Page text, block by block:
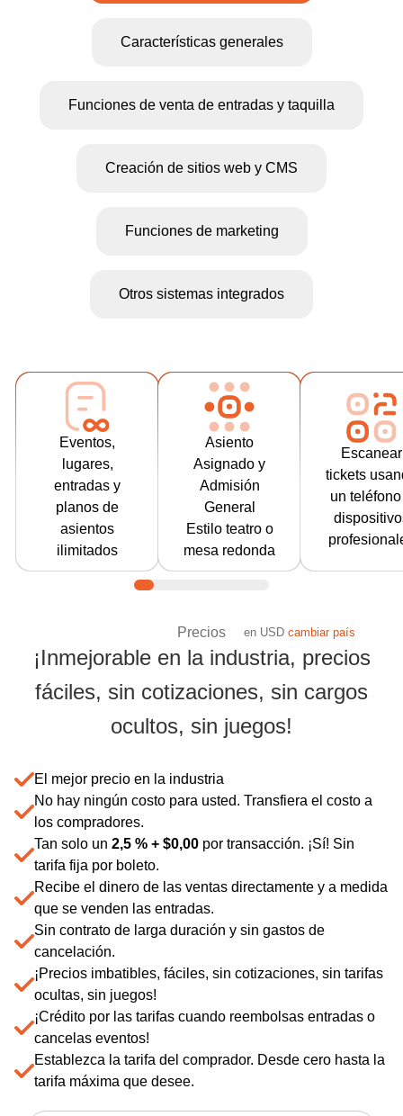
Características generales
Funciones de venta de entradas y taquilla
Creación de sitios web y CMS
Funciones de marketing
Otros sistemas integrados
Eventos,
lugares,
entradas y
planos de
asientos
ilimitados
de eventos,
lugares y en
planos de
asientos.
Organiza
tantos eventos
simultáneos en
tantos lugares
como sea
posible en todo
Asiento
Asignado y
Admisión
General
Estilo teatro o
mesa redonda
diseñador de
asientos, incluido el
estilo de anfiteatro,
mesa redonda
(estilo de cena),
estilo de
restaurante/cabaret,
estilo de club
nocturno o
cualquier
más
Escanear
tickets
un
un escáner
código de
barras
para
y admitir a
volver a
para que
tenga que
sellar a
Ahorre más con
Precios en USD cambiar país
¡Inmejorable en la industria, precios
fáciles, sin cotizaciones, sin cargos
ocultos, sin juegos!
El mejor precio en la industria
No hay ningún costo para usted. Transfiera el costo a
los compradores.
Tan solo un 2,5 % + $0,00 por transacción. ¡Sí! Sin
tarifa fija por boleto.
Recibe el dinero de las ventas directamente y a medida
que se venden las entradas.
Sin contrato de larga duración y sin gastos de
cancelación.
¡Precios imbatibles, fáciles, sin cotizaciones, sin tarifas
ocultas, sin juegos!
¡Crédito por las tarifas cuando reembolsas entradas o
cancelas eventos!
Establezca la tarifa del comprador. Desde cero hasta la
tarifa máxima que desee.